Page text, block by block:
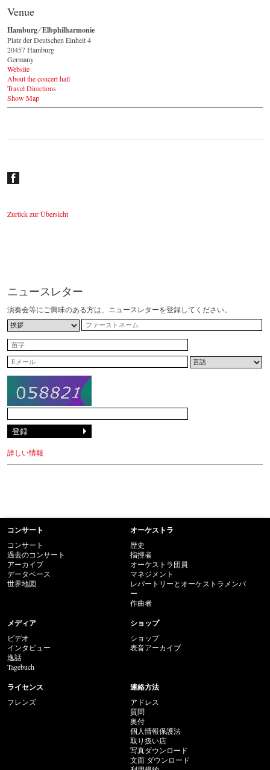
Venue
Hamburg ⁄ Elbphilharmonie
Platz der Deutschen Einheit 4
20457 Hamburg
Germany
Website
About the concert hall
Travel Directions
Show Map
Zurück zur Übersicht
ニュースレター
演奏会等にご興味のある方は、ニュースレターを登録してください。
詳しい情報
コンサート
コンサート
過去のコンサート
アーカイブ
データベース
世界地図
オーケストラ
歴史
指揮者
オーケストラ団員
マネジメント
レパートリーとオーケストラメンバ
ー
作曲者
メディア
ビデオ
インタビュー
逸話
Tagebuch
ショップ
ショップ
表音アーカイブ
ライセンス
フレンズ
連絡方法
アドレス
質問
奥付
個人情報保護法
取り扱い店
写真ダウンロード
文面 ダウンロード